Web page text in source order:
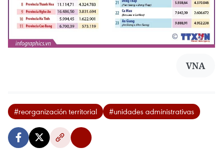
VNA
#reorganización territorial #unidades administrativas